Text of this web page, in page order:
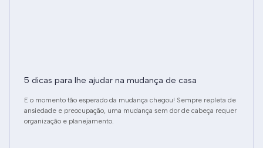
5 dicas para lhe ajudar na mudança de casa
E o momento tão esperado da mudança chegou! Sempre repleta de
ansiedade e preocupação, uma mudança sem dor de cabeça requer
organização e planejamento.